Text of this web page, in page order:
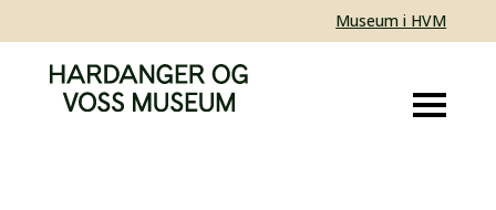
Museum i HVM